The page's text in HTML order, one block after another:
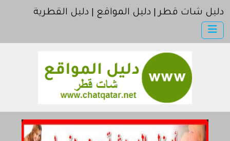
× دليل شات قطر
مواقع إخباريه | موقع الجزيرة | موقع العربية | موقع بي بي
مواقع إسلامية | موقع اسلامي
إنترنت وشبكات
دليل شات قطر | دليل المواقع | دليل القطرية